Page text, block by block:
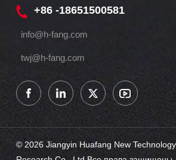
+86 -18651500581
info@h-fang.com
twj@h-fang.com
© 2026 Jiangyin Huafang New